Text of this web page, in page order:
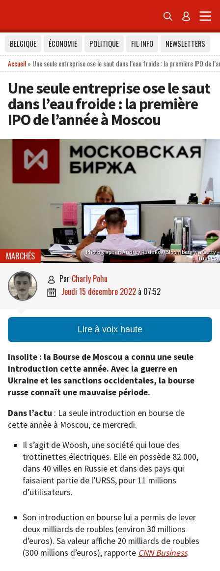
 
BELGIQUE ÉCONOMIE POLITIQUE FIL INFO
NEWSLETTERS
Accueil» Une seule entreprise ose le saut dans l’eau froide : la première IPO de
Une seule entreprise ose le saut
dans l’eau froide : la première
IPO de l’année à Moscou
Photographer: Andrey Rudakov/Bloomberg via Getty
Images
MARCHÉS
 par Charly Pohu
 jeudi 15 décembre 2022 à 07:52
Lire à voix haute
Insolite : la Bourse de Moscou a connu une seule
introduction cette année. Avec la guerre en
Ukraine et les sanctions occidentales, la bourse
russe connaît une mauvaise période.
Dans l’actu : La seule introduction en bourse de
cette année à Moscou, ce mercredi.
Il s’agit de Woosh, une société qui loue des
trottinettes électriques. Elle en possède 82.000,
dans 40 villes en Russie et dans des pays qui
faisaient partie de l’URSS, pour 11 millions
d’utilisateurs.
Son introduction en bourse lui a permis de lever
deux milliards de roubles (environ 30 millions
d’euros). Sa valeur affiche 20 milliards de roubles
(300 millions d’euros), rapporte CNN Business.